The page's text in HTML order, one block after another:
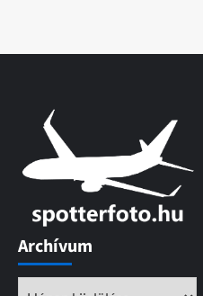
Archívum